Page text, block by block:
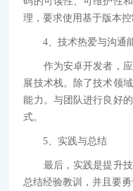
理，要求使用基于版本
4、技术热爱与沟通
作为安卓开发者，应
展技术栈。除了技术领
能力。与团队进行良好
式。
5、实践与总结
最后，实践是提升技
总结经验教训，并且要勇